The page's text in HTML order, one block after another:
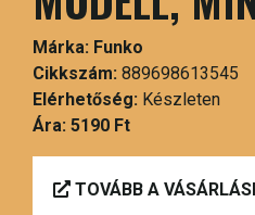
Márka: Funko
Cikkszám: 889698613545
Elérhetőség: Készleten
Ára: 5190 Ft
TOVÁBB A